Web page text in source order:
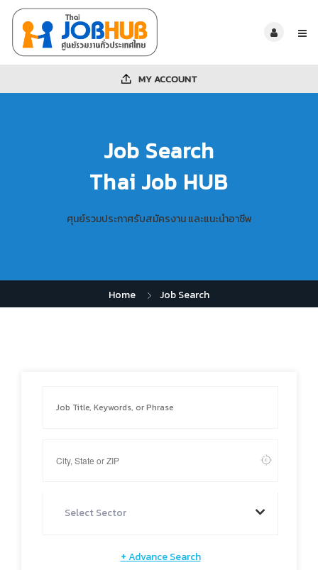
MY ACCOUNT
Job Search
Thai Job HUB
ศุนย์รวมประกาศรับสมัครงาน และแนะนำอาชีพ
Home Job Search
Select Sector
+Advance Search